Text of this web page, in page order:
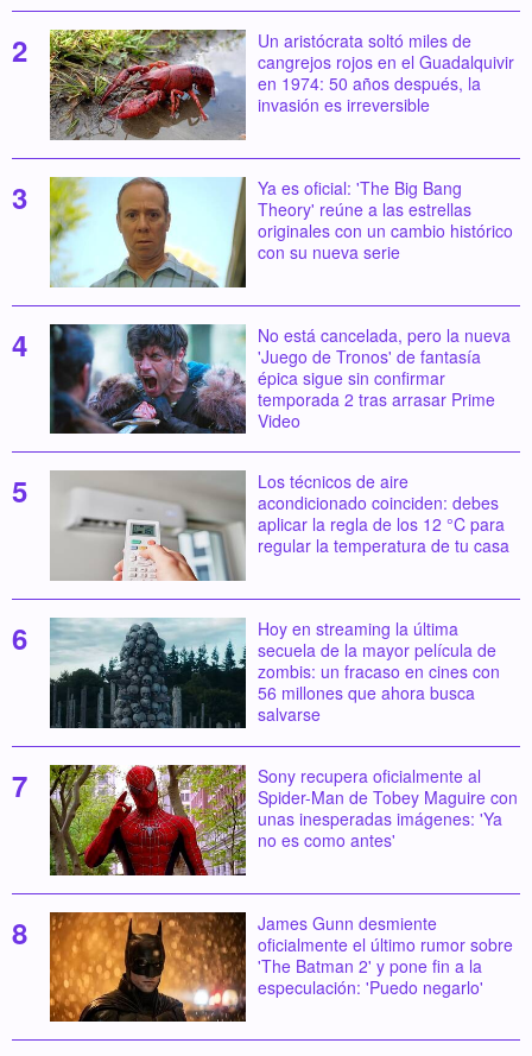
Un aristócrata soltó miles de
cangrejos rojos en el Guadalquivir
en 1974: 50 años después, la
invasión es irreversible
Ya es oficial: 'The Big Bang
Theory' reúne a las estrellas
originales con un cambio histórico
con su nueva serie
No está cancelada, pero la nueva
'Juego de Tronos' de fantasía
épica sigue sin confirmar
temporada 2 tras arrasar Prime
Video
Los técnicos de aire
acondicionado coinciden: debes
aplicar la regla de los 12 °C para
regular la temperatura de tu casa
Hoy en streaming la última
secuela de la mayor película de
zombis: un fracaso en cines con
56 millones que ahora busca
salvarse
Sony recupera oficialmente al
Spider-Man de Tobey Maguire con
unas inesperadas imágenes: 'Ya
no es como antes'
James Gunn desmiente
oficialmente el último rumor sobre
'The Batman 2' y pone fin a la
especulación: 'Puedo negarlo'